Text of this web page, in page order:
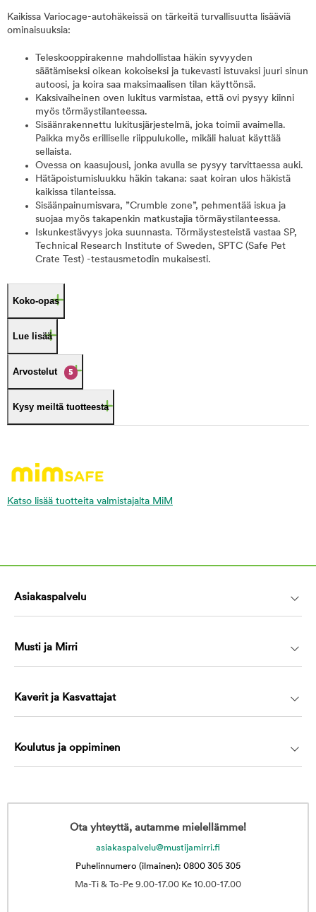
Kaikissa Variocage-autohäkeissä on tärkeitä turvallisuutta lisääviä
ominaisuuksia:
Teleskooppirakenne mahdollistaa häkin syvyyden
säätämiseksi oikean kokoiseksi ja tukevasti istuvaksi juuri sinun
autoosi, ja koira saa maksimaalisen tilan käyttönsä.
Kaksivaiheinen oven lukitus varmistaa, että ovi pysyy kiinni
myös törmäystilanteessa.
Sisäänrakennettu lukitusjärjestelmä, joka toimii avaimella.
Paikka myös erilliselle riippulukolle, mikäli haluat käyttää
sellaista.
Ovessa on kaasujousi, jonka avulla se pysyy tarvittaessa auki.
Hätäpoistumisluukku häkin takana: saat koiran ulos häkistä
kaikissa tilanteissa.
Sisäänpainumisvara, ”Crumble zone”, pehmentää iskua ja
suojaa myös takapenkin matkustajia törmäystilanteessa.
Iskunkestävyys joka suunnasta. Törmäystesteistä vastaa SP,
Technical Research Institute of Sweden, SPTC (Safe Pet
Crate Test) -testausmetodin mukaisesti.
Koko-opas
Lue lisää
Arvostelut 5
Kysy meiltä tuotteesta
Katso lisää tuotteita valmistajalta MiM
Asiakaspalvelu
Musti ja Mirri
Kaverit ja Kasvattajat
Koulutus ja oppiminen
Ota yhteyttä, autamme mielellämme!
asiakaspalvelu@mustijamirri.fi
Puhelinnumero (ilmainen): 0800 305 305
Ma-Ti & To-Pe 9.00-17.00 Ke 10.00-17.00